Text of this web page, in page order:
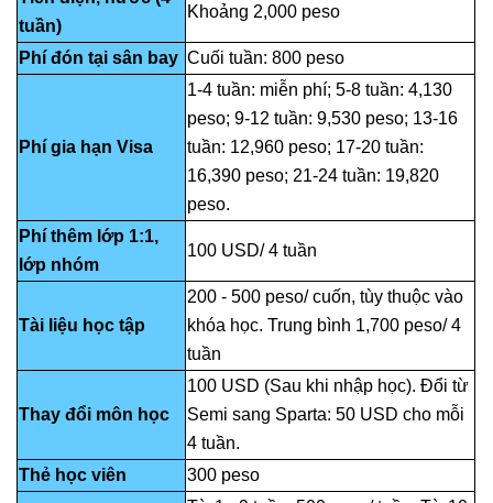
tuần)
Khoảng 2,000 peso
Phí đón tại sân bay Cuối tuần: 800 peso
Phí gia hạn Visa
1-4 tuần: miễn phí; 5-8 tuần: 4,130
peso; 9-12 tuần: 9,530 peso; 13-16
tuần: 12,960 peso; 17-20 tuần:
16,390 peso; 21-24 tuần: 19,820
peso.
Phí thêm lớp 1:1,
lớp nhóm
100 USD/ 4 tuần
Tài liệu học tập
200 - 500 peso/ cuốn, tùy thuộc vào
khóa học. Trung bình 1,700 peso/ 4
tuần
Thay đổi môn học
100 USD (Sau khi nhập học). Đổi từ
Semi sang Sparta: 50 USD cho mỗi
4 tuần.
Thẻ học viên
300 peso